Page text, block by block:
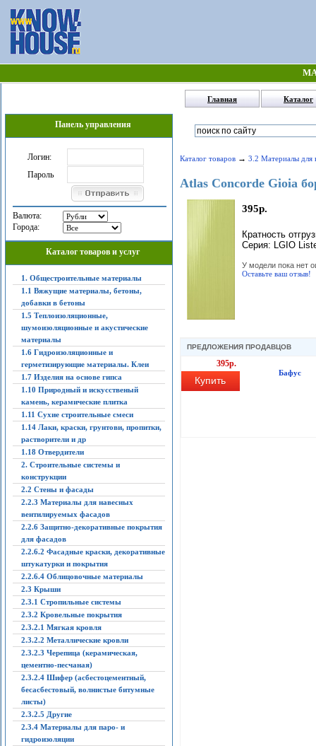
Главная Каталог
Панель управления
Логин:
Пароль
Валюта:
Города:
Каталог товаров и услуг
1. Общестроительные материалы
1.1 Вяжущие материалы, бетоны,
добавки в бетоны
1.5 Теплоизоляционные,
шумоизоляционные и акустические
материалы
1.6 Гидроизоляционные и
герметизирующие материалы. Клеи
1.7 Изделия на основе гипса
1.10 Природный и искусственый
камень, керамические плитка
1.11 Сухие строительные смеси
1.14 Лаки, краски, грунтови, пропитки,
растворители и др
1.18 Отвердители
2. Строительные системы и
конструкции
2.2 Стены и фасады
2.2.3 Материалы для навесных
вентилируемых фасадов
2.2.6 Защитно-декоративные покрытия
для фасадов
2.2.6.2 Фасадные краски, декоративные
штукатурки и покрытия
2.2.6.4 Облицовочные материалы
2.3 Крыши
2.3.1 Стропильные системы
2.3.2 Кровельные покрытия
2.3.2.1 Мягкая кровля
2.3.2.2 Металлические кровли
2.3.2.3 Черепица (керамическая,
цементно-песчаная)
2.3.2.4 Шифер (асбестоцементный,
бесасбестовый, волнистые битумные
листы)
2.3.2.5 Другие
2.3.4 Материалы для паро- и
гидроизоляции
Каталог товаров→ 3.2 Материалы для
Atlas Concorde Gioia
395р.
Кратность
Серия: LGIO
У модели пока нет
Оставьте ваш отзыв!
ПРЕДЛОЖЕНИЯ ПРОДАВЦОВ
395р.
Купить
Бафус